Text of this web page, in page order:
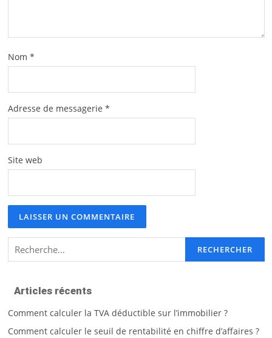
Nom *
Adresse de messagerie *
Site web
Rechercher :
Articles récents
Comment calculer la TVA déductible sur l’immobilier ?
Comment calculer le seuil de rentabilité en chiffre d’affaires ?